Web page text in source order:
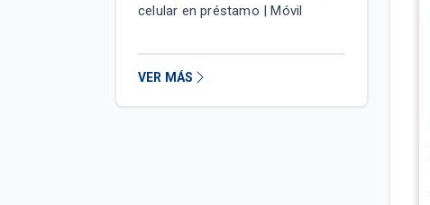
celular en préstamo | Móvil
VER MÁS